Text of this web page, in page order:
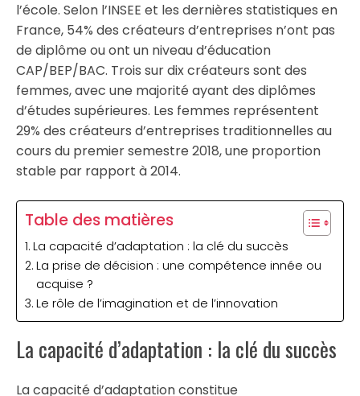
l’école. Selon l’INSEE et les dernières statistiques en
France, 54% des créateurs d’entreprises n’ont pas
de diplôme ou ont un niveau d’éducation
CAP/BEP/BAC. Trois sur dix créateurs sont des
femmes, avec une majorité ayant des diplômes
d’études supérieures. Les femmes représentent
29% des créateurs d’entreprises traditionnelles au
cours du premier semestre 2018, une proportion
stable par rapport à 2014.
Table des matières
La capacité d’adaptation : la clé du succès
La prise de décision : une compétence innée ou
acquise ?
Le rôle de l’imagination et de l’innovation
La capacité d’adaptation : la clé du succès
La capacité d’adaptation constitue